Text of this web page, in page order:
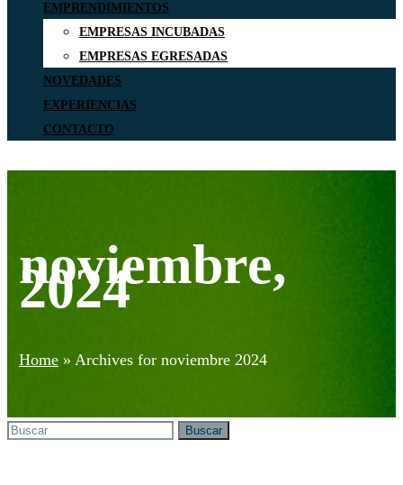
EMPRENDIMIENTOS
EMPRESAS INCUBADAS
EMPRESAS EGRESADAS
NOVEDADES
EXPERIENCIAS
CONTACTO
noviembre,
2024
Home » Archives for noviembre 2024
Search
Buscar